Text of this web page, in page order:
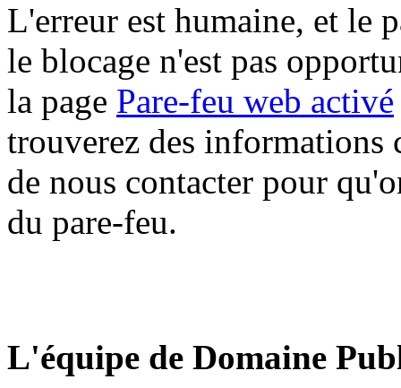
L'erreur est humaine, et le
le blocage n'est pas
la page Pare-feu web activé
trouverez des informations
de nous contacter pour
du pare-feu.
L'équipe de Domaine